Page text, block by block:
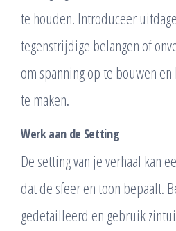
te houden. Introduceer
tegenstrijdige belangen of
om spanning op te bouwen
te maken.
Werk aan de Setting
De setting van je verhaal kan
dat de sfeer en toon bepaalt.
gedetailleerd en gebruik